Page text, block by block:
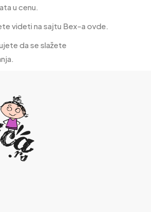
u cenu.
videti na sajtu Bex-a ovde.
da se slažete